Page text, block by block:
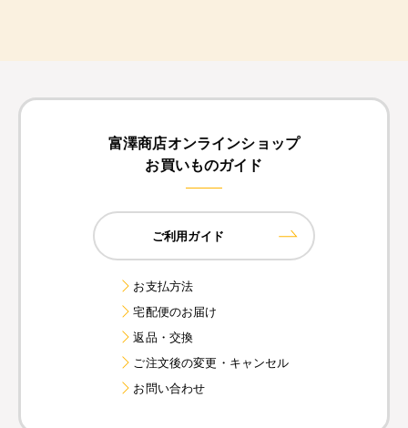
富澤商店オンラインショップ
お買いものガイド
ご利用ガイド
お支払方法
宅配便のお届け
返品・交換
ご注文後の変更・キャンセル
お問い合わせ